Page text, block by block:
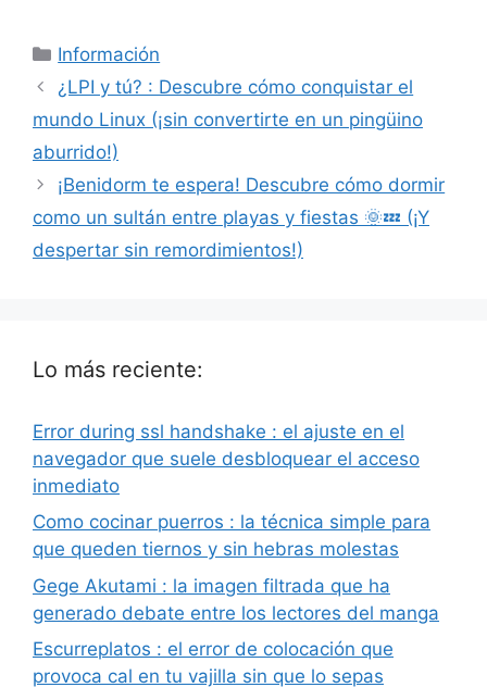
Categorías
Información
¿LPI y tú? : Descubre cómo conquistar el
mundo Linux (¡sin convertirte en un pingüino
aburrido!)
¡Benidorm te espera! Descubre cómo dormir
como un sultán entre playas y fiestas 🌞💤 (¡Y
despertar sin remordimientos!)
Lo más reciente:
Error during ssl handshake : el ajuste en el
navegador que suele desbloquear el acceso
inmediato
Como cocinar puerros : la técnica simple para
que queden tiernos y sin hebras molestas
Gege Akutami : la imagen filtrada que ha
generado debate entre los lectores del manga
Escurreplatos : el error de colocación que
provoca cal en tu vajilla sin que lo sepas